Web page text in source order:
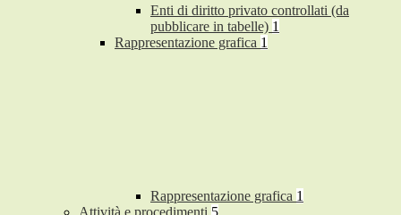
Enti di diritto privato controllati (da
pubblicare in tabelle) 1
Rappresentazione grafica 1
Rappresentazione grafica 1